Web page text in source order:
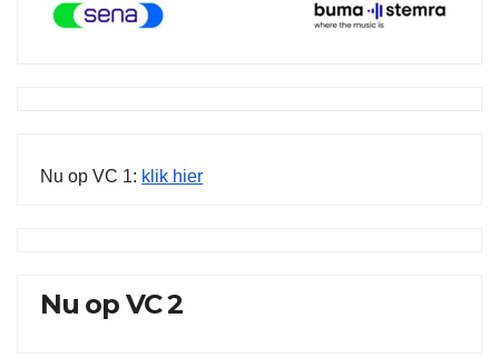
Nu op VC 1: klik hier
Nu op VC 2